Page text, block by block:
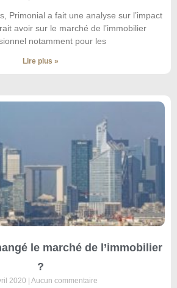
Primonial a fait une analyse sur l’impact
avoir sur le marché de l’immobilier
notamment pour les
Lire plus »
le marché de l’immobilier
?
2020 Aucun commentaire